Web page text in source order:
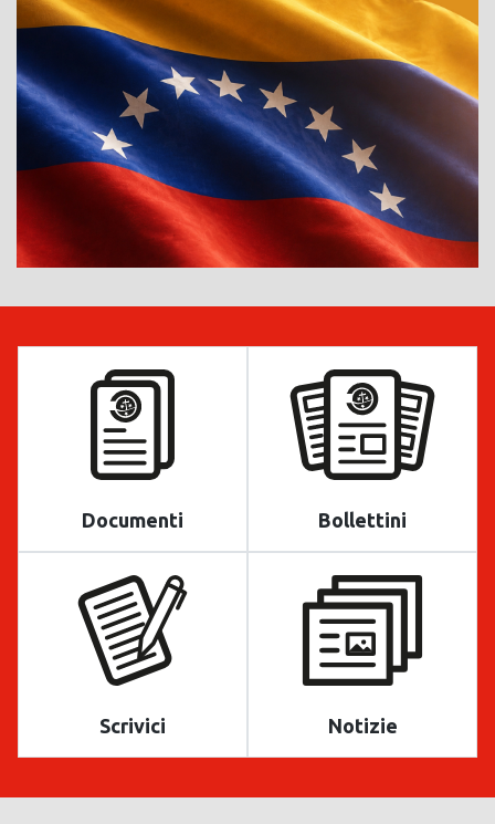
Documenti Bollettini
Scrivici Notizie